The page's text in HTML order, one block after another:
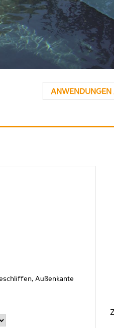
ANWENDUNGEN
Außenkante